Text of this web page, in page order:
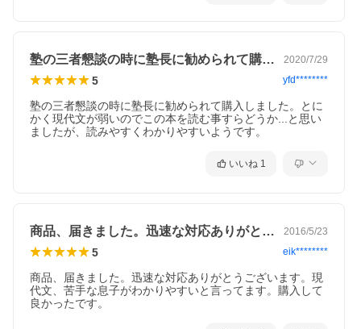
塾の三者懇談の時に塾長に勧められて購入… 2020/7/29
5 yfd********
塾の三者懇談の時に塾長に勧められて購入しました。とに
かく現代文が弱いのでこの本を読む事すらどうか...と思い
ましたが、読みやすくわかりやすいようです。
いいね 1
商品、届きました。迅速な対応ありがとう… 2016/5/23
5 eik********
商品、届きました。迅速な対応ありがとうございます。現
代文、苦手な息子がわかりやすいと言ってます。購入して
良かったです。